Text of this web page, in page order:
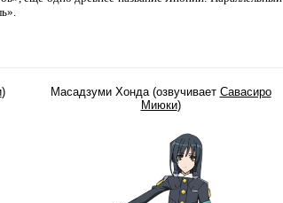
) Масадзуми Хонда (озвучивает Савасиро
Миюки)